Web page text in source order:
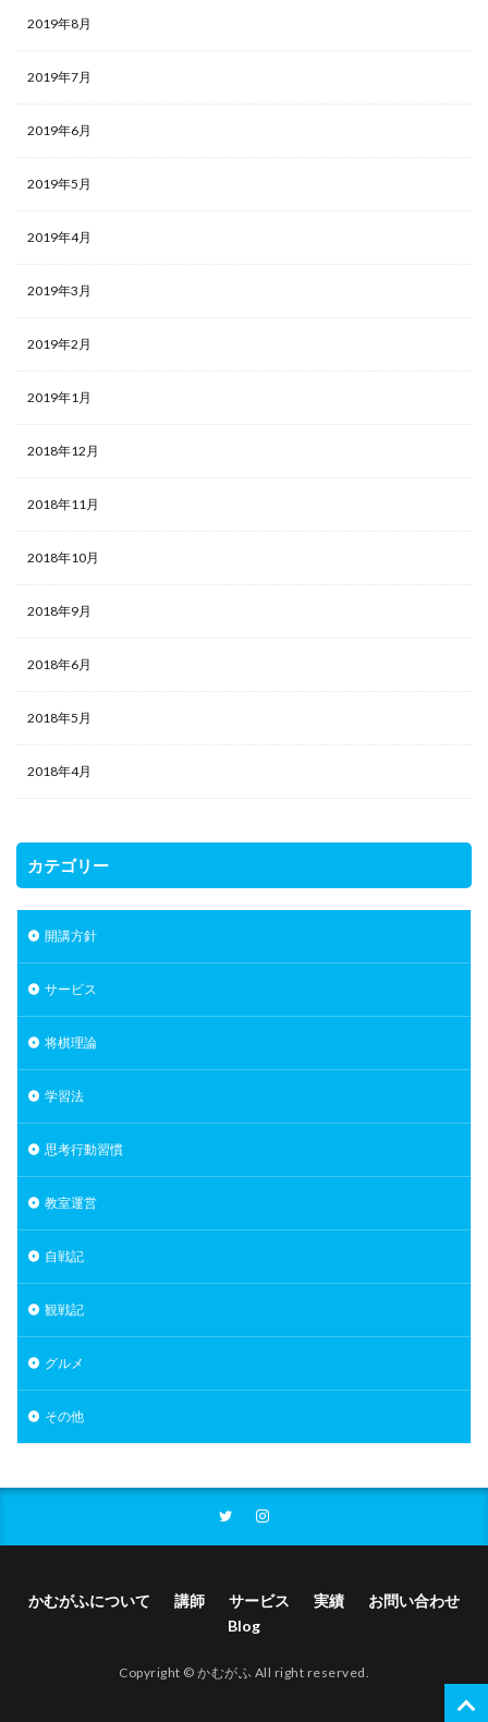
2019年8月
2019年7月
2019年6月
2019年5月
2019年4月
2019年3月
2019年2月
2019年1月
2018年12月
2018年11月
2018年10月
2018年9月
2018年6月
2018年5月
2018年4月
カテゴリー
開講方針
サービス
将棋理論
学習法
思考行動習慣
教室運営
自戦記
観戦記
グルメ
その他
かむがふについて 講師 サービス 実績
お問い合わせ
Blog
Copyright © かむがふ All right reserved.